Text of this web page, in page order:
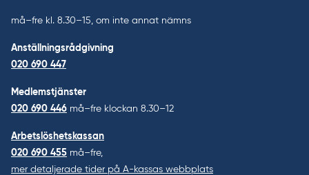
må–fre kl. 8.30–15, om inte annat nämns
Anställningsrådgivning
020 690 447
Medlemstjänster
020 690 446 må–fre klockan 8.30–12
Arbetslöshetskassan
020 690 455 må–fre,
mer detaljerade tider på A-kassas webbplats